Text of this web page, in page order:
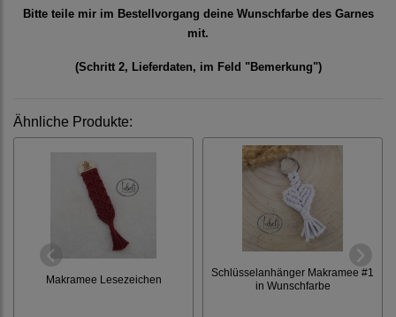
Bitte teile mir im Bestellvorgang deine Wunschfarbe des Garnes
mit.
(Schritt 2, Lieferdaten, im Feld "Bemerkung")
Ähnliche Produkte:
Makramee Lesezeichen
Schlüsselanhänger Makramee #1
in Wunschfarbe